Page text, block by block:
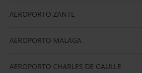
AEROPORTO ZANTE
AEROPORTO MALAGA
AEROPORTO CHARLES DE GAULLE